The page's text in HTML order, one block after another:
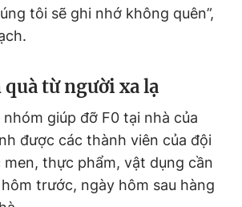
tôi sẽ ghi nhớ không quên”,
từ người xa lạ
giúp đỡ F0 tại nhà của
được các thành viên của đội
men, thực phẩm, vật dụng cần
trước, ngày hôm sau hàng